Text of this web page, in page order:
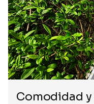
Comodidad